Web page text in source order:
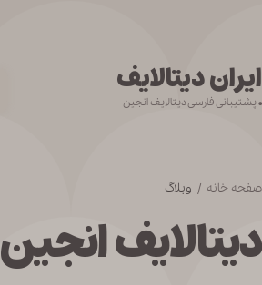
ایران دیتالایف
• پشتیبانی فارسی دیتالایف انجین
صفحه خانه / وبلاگ
دیتالایف انجین ۱۷.۲